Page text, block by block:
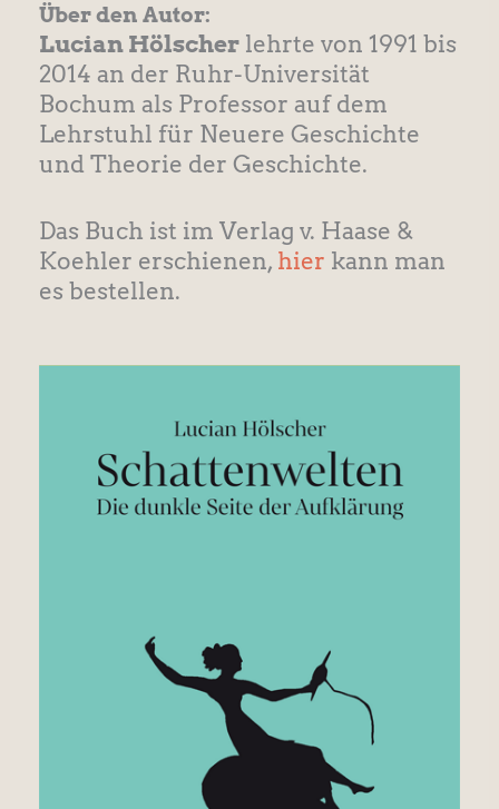
Über den Autor:
Lucian Hölscherlehrte von 1991 bis
2014 an der Ruhr-Universität
Bochum als Professor auf dem
Lehrstuhl für Neuere Geschichte
und Theorie der Geschichte.
Das Buch ist im Verlag v. Haase &
Koehler erschienen, hier kann man
es bestellen.